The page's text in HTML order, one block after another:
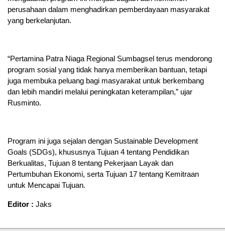
perusahaan dalam menghadirkan pemberdayaan masyarakat
yang berkelanjutan.
“Pertamina Patra Niaga Regional Sumbagsel terus mendorong
program sosial yang tidak hanya memberikan bantuan, tetapi
juga membuka peluang bagi masyarakat untuk berkembang
dan lebih mandiri melalui peningkatan keterampilan,” ujar
Rusminto.
Program ini juga sejalan dengan Sustainable Development
Goals (SDGs), khususnya Tujuan 4 tentang Pendidikan
Berkualitas, Tujuan 8 tentang Pekerjaan Layak dan
Pertumbuhan Ekonomi, serta Tujuan 17 tentang Kemitraan
untuk Mencapai Tujuan.
Editor : Jaks